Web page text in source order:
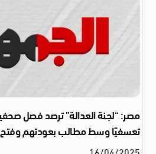
مصر: “لجنة العدالة” ترصد فصل
تعسفيًا وسط مطالب بعودتهم وفتح